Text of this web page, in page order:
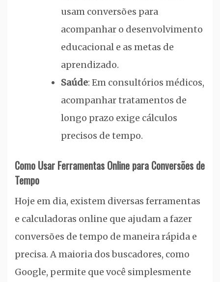
usam conversões para
acompanhar o desenvolvimento
educacional e as metas de
aprendizado.
Saúde: Em consultórios médicos,
acompanhar tratamentos de
longo prazo exige cálculos
precisos de tempo.
Como Usar Ferramentas Online para Conversões de
Tempo
Hoje em dia, existem diversas ferramentas
e calculadoras online que ajudam a fazer
conversões de tempo de maneira rápida e
precisa. A maioria dos buscadores, como
Google, permite que você simplesmente